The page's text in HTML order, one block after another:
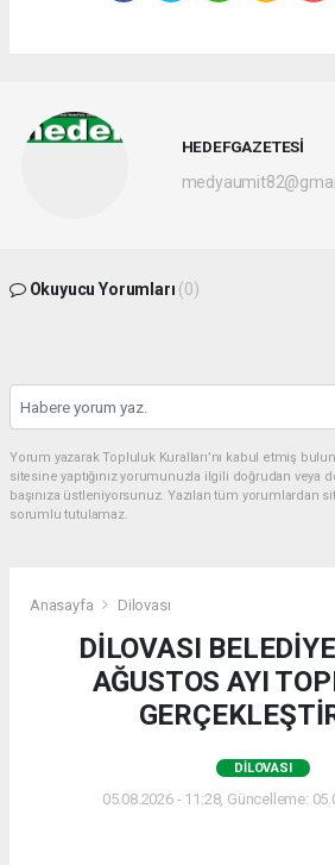
HEDEFGAZETESİ
Okuyucu Yorumları (0)
Yorum yazarak Topluluk Kuralları’nı kabul etmiş
sitesine yaptığınız yorumunuzla ilgili doğrudan veya
başınıza üstleniyorsunuz. Yazılan tüm yorumlardan
sorumlu tutulamaz.
Anasayfa Dilovası
DİLOVASI
AĞUSTOS AYI
DILOVASI
05.08.2026 - 11:28, Güncelleme: